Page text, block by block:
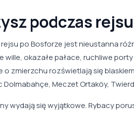
podczas
po Bosforze jest nieustanna
okazałe pałace, ruchliwe
o zmierzchu rozświetlają się
Dolmabahçe, Meczet Ortaköy,
wydają się wyjątkowe. Rybacy